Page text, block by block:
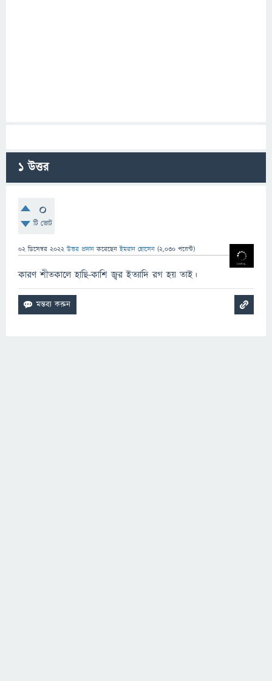
1উত্তর
0
টি ভোট
02 ডিসেম্বর 2022 উত্তর প্রদান করেছেনইমরান হোসেন (2,030 পয়েন্ট)
কারণ শীতকালে হাছি-কাশি জ্বর ইত্যাদি রগ হয় তাই।